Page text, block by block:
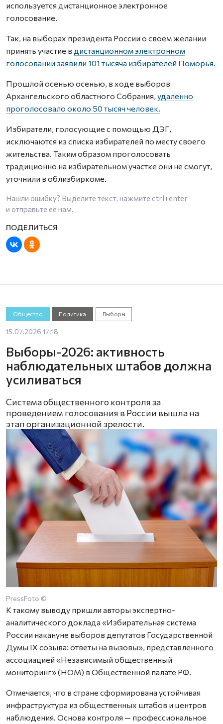
используется дистанционное электронное
голосование.
Так, на выборах президента России о своем желании
принять участие в дистанционном электронном
голосовании заявили 101 тысяча избирателей Поморья.
Прошлой осенью осенью, в ходе выборов
Архангельского областного Собрания, удаленно
проголосовало около 50 тысяч человек.
Избиратели, голосующие с помощью ДЭГ,
исключаются из списка избирателей по месту своего
жительства. Таким образом проголосовать
традиционно на избирательном участке они не смогут,
уточнили в облизбиркоме.
Нашли ошибку? Выделите текст, нажмите ctrl+enter
и отправьте ее нам.
Общество Политика Выборы
15.07.2026 17:18
Выборы-2026: активность
наблюдательных штабов должна
усиливаться
Система общественного контроля за
проведением голосования в России вышла на
этап организационной зрелости.
PressFoto ©
К такому выводу пришли авторы экспертно-
аналитического доклада «Избирательная система
России накануне выборов депутатов Государственной
Думы IX созыва: ответы на вызовы», представленного
ассоциацией «Независимый общественный
мониторинг» (НОМ) в Общественной палате РФ.
Отмечается, что в стране сформирована устойчивая
инфраструктура из общественных штабов и центров
наблюдения. Основа контроля — профессиональное